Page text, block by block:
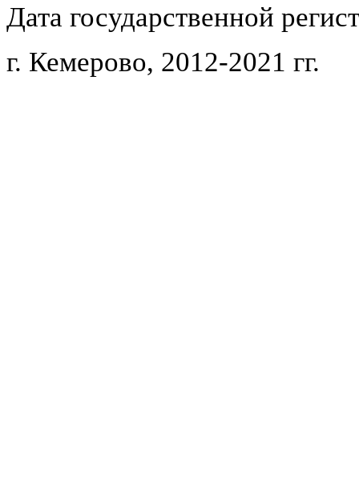
Дата государственной
г. Кемерово, 2012-2021 гг.